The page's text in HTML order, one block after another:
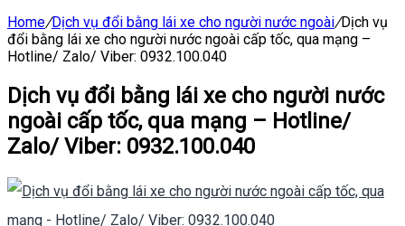
Home/Dịch vụ đổi bằng lái xe cho người nước ngoài/Dịch vụ
đổi bằng lái xe cho người nước ngoài cấp tốc, qua mạng –
Hotline/ Zalo/ Viber: 0932.100.040
Dịch vụ đổi bằng lái xe cho người nước
ngoài cấp tốc, qua mạng – Hotline/
Zalo/ Viber: 0932.100.040